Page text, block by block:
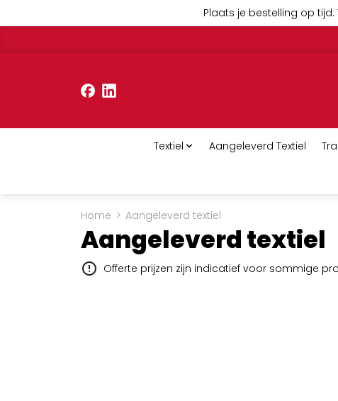
Plaats je bestelling op tijd.
Textiel Aangeleverd Textiel
Home > Aangeleverd textiel
Aangeleverd textiel
Offerte prijzen zijn indicatief voor sommige